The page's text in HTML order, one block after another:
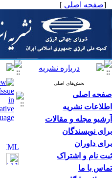
[صفحه اصلی ]
بخش‌های اصلی
صفحه اصلی
اطلاعات نشریه
آرشیو مجله و مقالات
برای نویسندگان
برای داوران
ثبت نام و اشتراک
تماس با ما